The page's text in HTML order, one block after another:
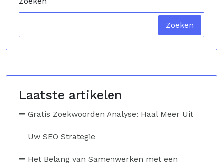
Zoeken
Laatste artikelen
Gratis Zoekwoorden Analyse: Haal Meer Uit
Uw SEO Strategie
Het Belang van Samenwerken met een